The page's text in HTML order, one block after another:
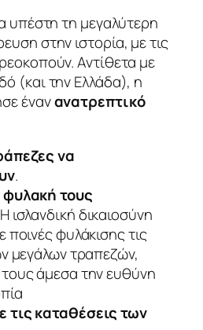
υπέστη τη μεγαλύτερη
στην ιστορία, με τις
Αντίθετα με
(και την Ελλάδα), η
ένανανατρεπτικό
να
.
τους
ισλανδική δικαιοσύνη
ποινές φυλάκισης τις
μεγάλων τραπεζών,
άμεσα την ευθύνη
τις καταθέσεις των